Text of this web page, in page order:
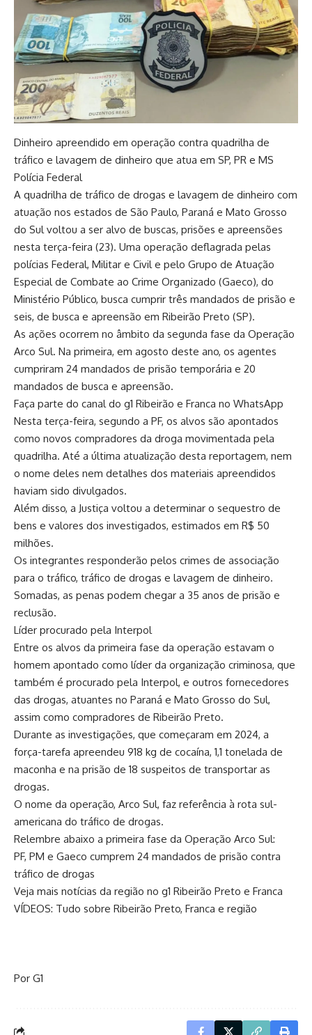
Dinheiro apreendido em operação contra quadrilha de
tráfico e lavagem de dinheiro que atua em SP, PR e MS
Polícia Federal
A quadrilha de tráfico de drogas e lavagem de dinheiro com
atuação nos estados de São Paulo, Paraná e Mato Grosso
do Sul voltou a ser alvo de buscas, prisões e apreensões
nesta terça-feira (23). Uma operação deflagrada pelas
polícias Federal, Militar e Civil e pelo Grupo de Atuação
Especial de Combate ao Crime Organizado (Gaeco), do
Ministério Público, busca cumprir três mandados de prisão e
seis, de busca e apreensão em Ribeirão Preto (SP).
As ações ocorrem no âmbito da segunda fase da Operação
Arco Sul. Na primeira, em agosto deste ano, os agentes
cumpriram 24 mandados de prisão temporária e 20
mandados de busca e apreensão.
Faça parte do canal do g1 Ribeirão e Franca no WhatsApp
Nesta terça-feira, segundo a PF, os alvos são apontados
como novos compradores da droga movimentada pela
quadrilha. Até a última atualização desta reportagem, nem
o nome deles nem detalhes dos materiais apreendidos
haviam sido divulgados.
Além disso, a Justiça voltou a determinar o sequestro de
bens e valores dos investigados, estimados em R$ 50
milhões.
Os integrantes responderão pelos crimes de associação
para o tráfico, tráfico de drogas e lavagem de dinheiro.
Somadas, as penas podem chegar a 35 anos de prisão e
reclusão.
Líder procurado pela Interpol
Entre os alvos da primeira fase da operação estavam o
homem apontado como líder da organização criminosa, que
também é procurado pela Interpol, e outros fornecedores
das drogas, atuantes no Paraná e Mato Grosso do Sul,
assim como compradores de Ribeirão Preto.
Durante as investigações, que começaram em 2024, a
força-tarefa apreendeu 918 kg de cocaína, 1,1 tonelada de
maconha e na prisão de 18 suspeitos de transportar as
drogas.
O nome da operação, Arco Sul, faz referência à rota sul-
americana do tráfico de drogas.
Relembre abaixo a primeira fase da Operação Arco Sul:
PF, PM e Gaeco cumprem 24 mandados de prisão contra
tráfico de drogas
Veja mais notícias da região no g1 Ribeirão Preto e Franca
VÍDEOS: Tudo sobre Ribeirão Preto, Franca e região
Por G1